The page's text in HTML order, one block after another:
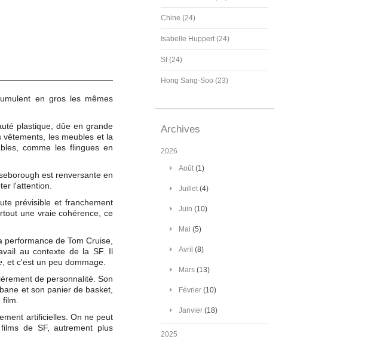
en gros les mêmes
plastique, dûe en grande
les meubles et la
comme les flingues en
est renversante en
l'attention.
prévisible et franchement
une vraie cohérence, ce
de Tom Cruise,
au contexte de la SF. Il
, et c'est un peu dommage.
de personnalité. Son
et son panier de basket,
artificielles. On ne peut
de SF, autrement plus
Chine (24)
Isabelle Huppert (24)
Sf (24)
Hong Sang-Soo (23)
Archives
2026
Août(1)
Juillet(4)
Juin (10)
Mai (5)
Avril (8)
Mars (13)
Février (10)
Janvier (18)
2025